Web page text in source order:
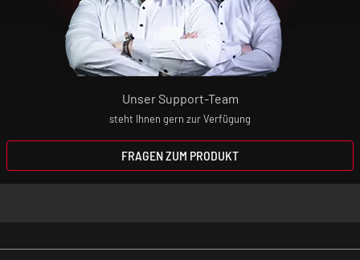
Unser Support-Team
steht Ihnen gern zur Verfügung
FRAGEN ZUM PRODUKT